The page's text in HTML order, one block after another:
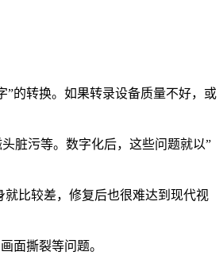
的转换。如果转录设备质量不好，或
脏污等。数字化后，这些问题就以”
比较差，修复后也很难达到现代视
面撕裂等问题。